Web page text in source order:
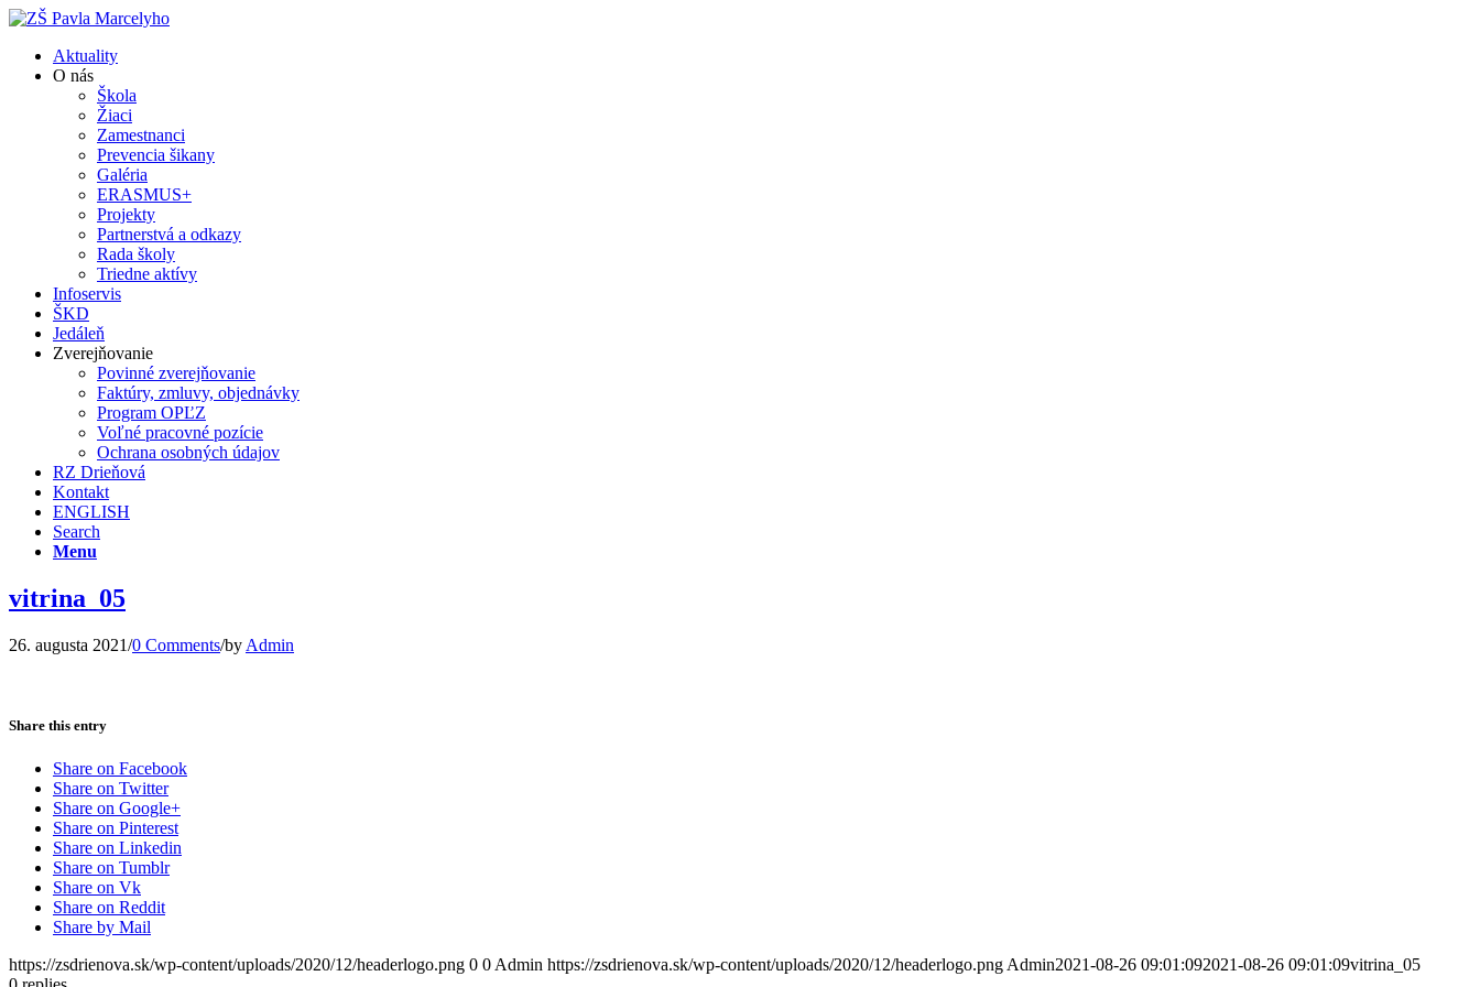
Aktuality
O nás
Škola
Žiaci
Zamestnanci
Prevencia šikany
Galéria
ERASMUS+
Projekty
Partnerstvá a odkazy
Rada školy
Triedne aktívy
Infoservis
ŠKD
Jedáleň
Zverejňovanie
Povinné zverejňovanie
Faktúry, zmluvy, objednávky
Program OPĽZ
Voľné pracovné pozície
Ochrana osobných údajov
RZ Drieňová
Kontakt
ENGLISH
Search
Menu
vitrina_05
26. augusta 2021/0 Comments/by Admin
Share this entry
Share on Facebook
Share on Twitter
Share on Google+
Share on Pinterest
Share on Linkedin
Share on Tumblr
Share on Vk
Share on Reddit
Share by Mail
https://zsdrienova.sk/wp-content/uploads/2020/12/headerlogo.png 0 0 Admin https://zsdrienova.sk/wp-content/uploads/2020/12/headerlogo.png Admin2021-08-26 09:01:092021-08-26 09:01:09vitrina_05